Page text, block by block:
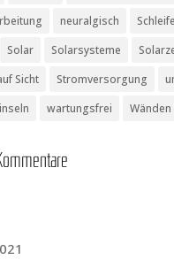
neuralgisch
Solar Solarsysteme
Sicht
Stromversorgung
wartungsfrei Wänden